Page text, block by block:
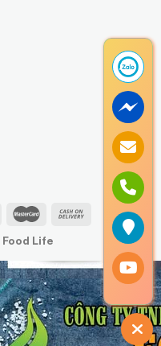
(1)
Food Life